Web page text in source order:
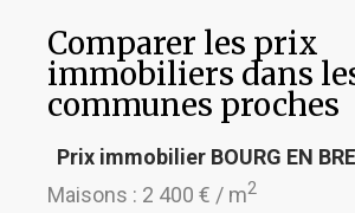
Comparer les prix
immobiliers dans
communes proches
Prix immobilier BOURG EN
Maisons : 2 400 € / m2